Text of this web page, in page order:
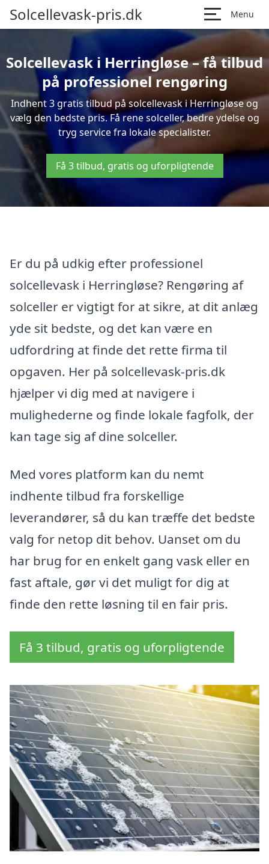
Solcellevask-pris.dk Menu
Solcellevask i Herringløse – få tilbud
på professionel rengøring
Indhent 3 gratis tilbud på solcellevask i Herringløse og
vælg den bedste pris. Få rene solceller, bedre ydelse og
tryg service fra lokale specialister.
Få 3 tilbud, gratis og uforpligtende
Er du på udkig efter professionel
solcellevask i Herringløse? Rengøring af
solceller er vigtigt for at sikre, at dit anlæg
yde sit bedste, og det kan være en
udfordring at finde det rette firma til
opgaven. Her på solcellevask-pris.dk
hjælper vi dig med at navigere i
mulighederne og finde lokale fagfolk, der
kan tage sig af dine solceller.
Med vores platform kan du nemt
indhente tilbud fra forskellige
leverandører, så du kan træffe det bedste
valg for netop dit behov. Uanset om du
har brug for en enkelt gang vask eller en
fast aftale, gør vi det muligt for dig at
finde den rette løsning til en fair pris.
Få 3 tilbud, gratis og uforpligtende